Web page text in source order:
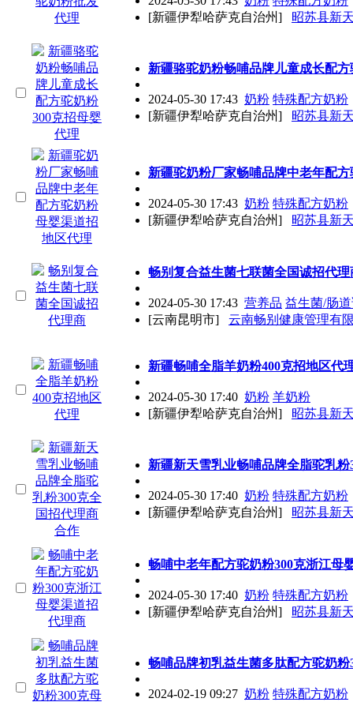
[新疆伊犁哈萨克自治州]
昭苏县新
新疆骆驼奶粉畅哺品牌儿童成长配
2024-05-30 17:43 奶粉 特殊配方奶粉
[新疆伊犁哈萨克自治州]
昭苏县新
新疆驼奶粉厂家畅哺品牌中老年配
2024-05-30 17:43 奶粉 特殊配方奶粉
[新疆伊犁哈萨克自治州]
昭苏县新
畅别复合益生菌七联菌全国诚招代理
2024-05-30 17:43 营养品 益生菌/肠
[云南昆明市]
云南畅别健康管理有
新疆畅哺全脂羊奶粉400克招地区代
2024-05-30 17:40 奶粉 羊奶粉
[新疆伊犁哈萨克自治州]
昭苏县新
新疆新天雪乳业畅哺品牌全脂驼乳粉
2024-05-30 17:40 奶粉 特殊配方奶粉
[新疆伊犁哈萨克自治州]
昭苏县新
畅哺中老年配方驼奶粉300克浙江母
2024-05-30 17:40 奶粉 特殊配方奶粉
[新疆伊犁哈萨克自治州]
昭苏县新
畅哺品牌初乳益生菌多肽配方驼奶粉
2024-02-19 09:27 奶粉 特殊配方奶粉